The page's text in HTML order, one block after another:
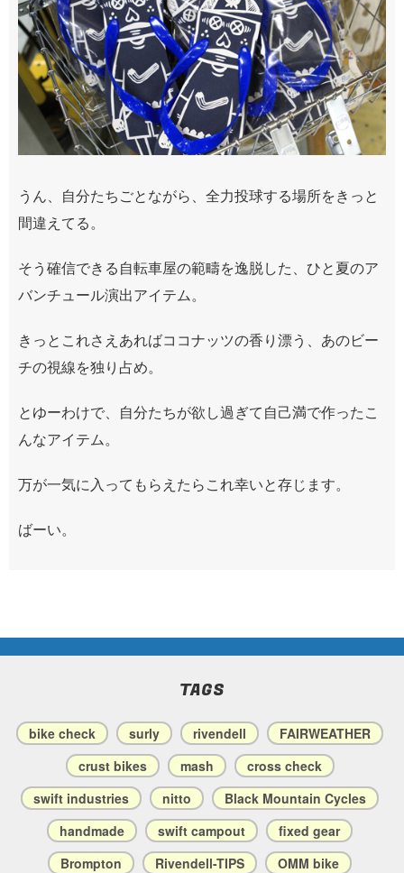
うん、自分たちごとながら、全力投球する場所をきっと
間違えてる。
そう確信できる自転車屋の範疇を逸脱した、ひと夏のア
バンチュール演出アイテム。
きっとこれさえあればココナッツの香り漂う、あのビー
チの視線を独り占め。
とゆーわけで、自分たちが欲し過ぎて自己満で作ったこ
んなアイテム。
万が一気に入ってもらえたらこれ幸いと存じます。
ばーい。
TAGS
bike check surly rivendell
FAIRWEATHER
crust bikes
mash
cross check
swift industries
nitto
Black Mountain Cycles
handmade
swift campout
fixed gear
Brompton
Rivendell-TIPS
OMM bike